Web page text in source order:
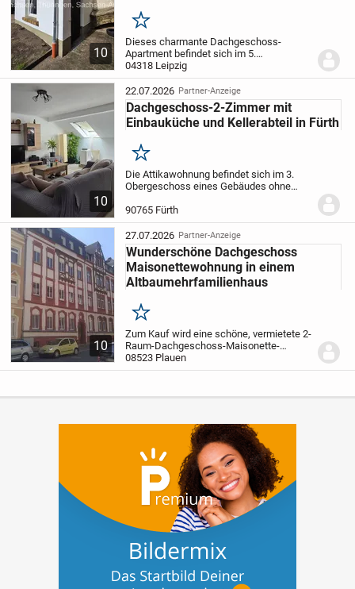
10
Merken
Dieses charmante Dachgeschoss-
Apartment befindet sich im 5.
Obergeschoss eines
denkmalgeschützten Altbaus und bietet
auf ca. 31 m² eine kompakte und
durchdachte Wohnlösung. Die Immobilie
eignet sich...
04318 Leipzig
10
22.07.2026 Partner-Anzeige
Dachgeschoss-2-Zimmer mit
Einbauküche und Kellerabteil in Fürth
Merken
Die Attikawohnung befindet sich im 3.
Obergeschoss eines Gebäudes ohne
bei insgesamt 2 Zimmern. Der
Wohnbereich zeigt sich dank Dachfenster
besonders lichtdurchfl...
90765 Fürth
10
27.07.2026 Partner-Anzeige
Wunderschöne Dachgeschoss
Maisonettewohnung in einem
Altbaumehrfamilienhaus
Merken
Zum Kauf wird eine schöne, vermietete 2-
Raum-Dachgeschoss-Maisonette-
Wohnung in einem gepflegten
Mehrfamilienhaus angeboten.Das
mit 8 Wohneinheiten, das...
08523 Plauen